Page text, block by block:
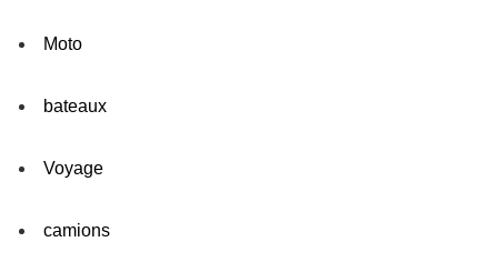
Moto
bateaux
Voyage
camions